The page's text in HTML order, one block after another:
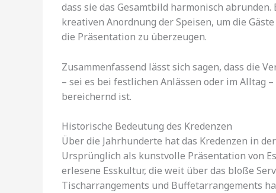
dass sie das Gesamtbild harmonisch
kreativen Anordnung der Speisen, um die
die Präsentation zu überzeugen.
Zusammenfassend lässt sich sagen, dass die
– sei es bei festlichen Anlässen oder im Alltag
bereichernd ist.
Historische Bedeutung des Kredenzen
Über die Jahrhunderte hat das Kredenzen in
Ursprünglich als kunstvolle Präsentation von
erlesene Esskultur, die weit über das bloße
Tischarrangements und Buffetarrangements